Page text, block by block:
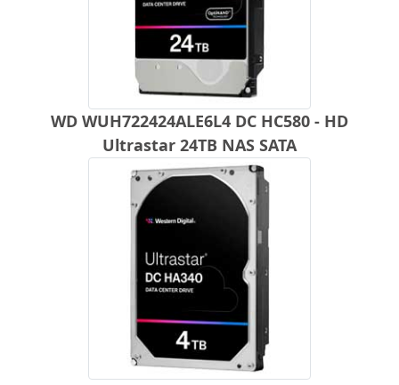
WD WUH722424ALE6L4 DC HC580 - HD
Ultrastar 24TB NAS SATA